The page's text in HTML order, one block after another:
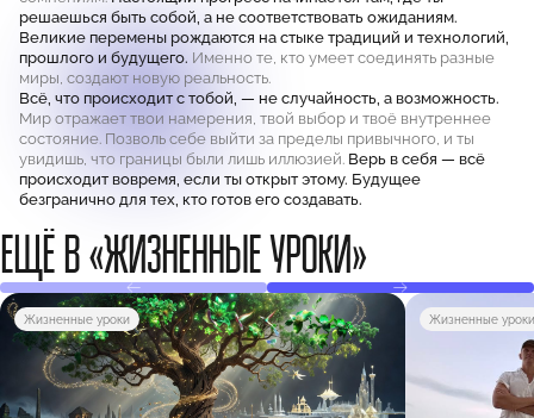
решаешься быть собой, а не соответствовать ожиданиям.
Великие перемены рождаются на стыке традиций и технологий,
прошлого и будущего. Именно те, кто умеет соединять разные
миры, создают новую реальность.
Всё, что происходит с тобой, — не случайность, а возможность.
Мир отражает твои намерения, твой выбор и твоё внутреннее
состояние. Позволь себе выйти за пределы привычного, и ты
увидишь, что границы были лишь иллюзией. Верь в себя — всё
происходит вовремя, если ты открыт этому. Будущее
безгранично для тех, кто готов его создавать.
ЕЩЁ В «ЖИЗНЕННЫЕ УРОКИ»
Жизненные уроки Жизненные уроки